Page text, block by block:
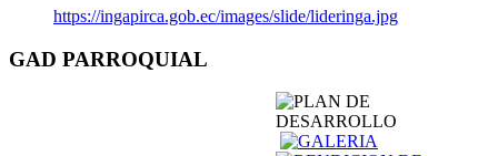
https://ingapirca.gob.ec/images/slide/lideringa.jpg
GAD PARROQUIAL